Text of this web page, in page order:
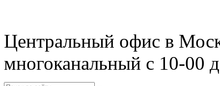
Центральный офис в
многоканальный с 10-00